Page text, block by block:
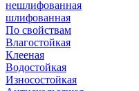
нешлифованная
шлифованная
По свойствам
Влагостойкая
Клееная
Водостойкая
Износостойкая